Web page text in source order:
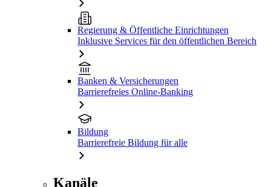
Regierung & Öffentliche Einrichtungen
Inklusive Services für den öffentlichen Bereich
Banken & Versicherungen
Barrierefreies Online-Banking
Bildung
Barrierefreie Bildung für alle
Kanäle